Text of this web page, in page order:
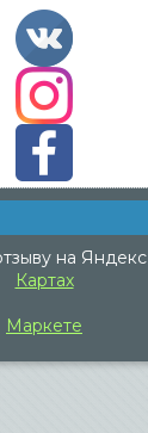
на Яндекс
Картах
Маркете